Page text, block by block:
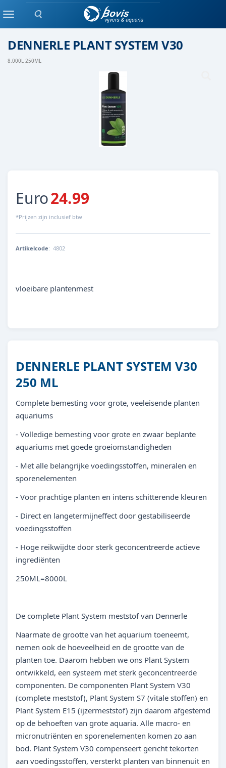
Zoeken
MenuPlant bemesting
DENNERLE PLANT SYSTEM V30
8.000L 250ML
Euro24.99
*Prijzen zijn inclusief btw
Artikelcode: 4802
vloeibare plantenmest
DENNERLE PLANT SYSTEM V30
250 ML
Complete bemesting voor grote, veeleisende planten
aquariums
- Volledige bemesting voor grote en zwaar beplante
aquariums met goede groeiomstandigheden
- Met alle belangrijke voedingsstoffen, mineralen en
sporenelementen
- Voor prachtige planten en intens schitterende kleuren
- Direct en langetermijneffect door gestabiliseerde
voedingsstoffen
- Hoge reikwijdte door sterk geconcentreerde actieve
ingrediënten
250ML=8000L
De complete Plant System meststof van Dennerle
Naarmate de grootte van het aquarium toeneemt,
nemen ook de hoeveelheid en de grootte van de
planten toe. Daarom hebben we ons Plant System
ontwikkeld, een systeem met sterk geconcentreerde
componenten. De componenten Plant System V30
(complete meststof), Plant System S7 (vitale stoffen) en
Plant System E15 (ijzermeststof) zijn daarom afgestemd
op de behoeften van grote aquaria. Alle macro- en
micronutriënten en sporenelementen komen zo aan
bod. Plant System V30 compenseert gericht tekorten
aan voedingsstoffen, versterkt planten van binnenuit en